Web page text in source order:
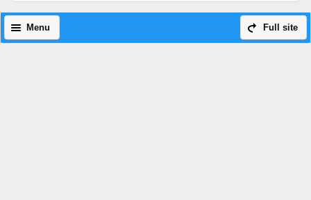
Full site
Menu